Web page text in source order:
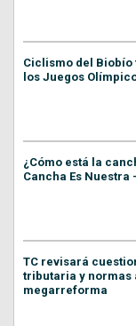
Ciclismo del
los Juegos
¿Cómo está la
Cancha Es Nuestra
TC revisará
tributaria y normas
megarreforma